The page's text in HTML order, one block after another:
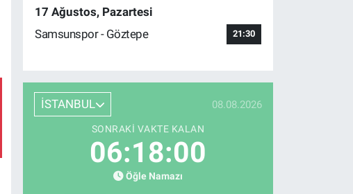
17 Ağustos, Pazartesi
Samsunspor - Göztepe
21:30
İSTANBUL 08.08.2026
SONRAKI VAKTE KALAN
06:17:59
Öğle Namazı